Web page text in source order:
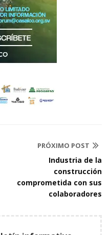
PRÓXIMO POST
Industria de la
construcción
comprometida con sus
colaboradores